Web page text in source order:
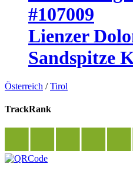
#107009
Lienzer
Sandspitze
Österreich /Tirol
TrackRank